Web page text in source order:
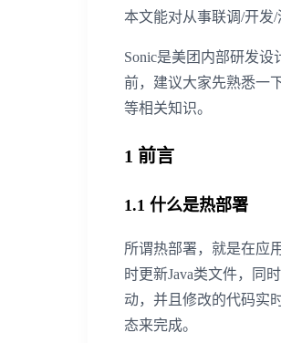
本文能对从事联调/开发/
Sonic是美团内部研发
前，建议大家先熟悉一
等相关知识。
1 前言
1.1 什么是热部署
所谓热部署，就是在应
时更新Java类文件，同
动，并且修改的代码实
态来完成。